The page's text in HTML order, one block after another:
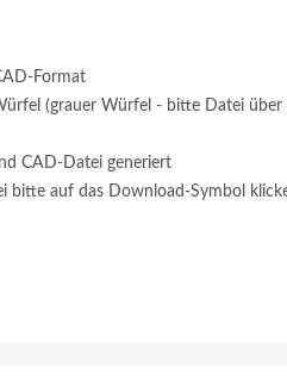
Format
(grauer Würfel - bitte Datei über
CAD-Datei generiert
bitte auf das Download-Symbol